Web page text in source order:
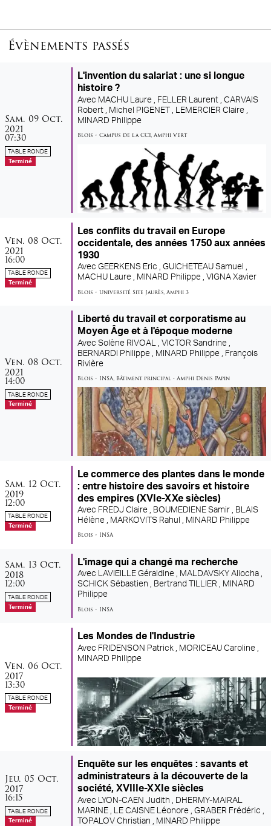
Évènements passés
samedi
Sam. 09 octobre
Oct.
2021
07:30
TABLE RONDE
Terminé
L'invention du salariat : une si longue
histoire ?
Avec MACHU Laure , FELLER Laurent , CARVAIS
Robert ,
Michel PIGENET ,
LEMERCIER Claire ,
MINARD Philippe
Blois • Campus de la CCI, Amphi Vert
vendredi
Ven. 08 octobre
Oct.
2021
16:00
TABLE RONDE
Terminé
Les conflits du travail en Europe
occidentale, des années 1750 aux années
1930
Avec GEERKENS Eric , GUICHETEAU Samuel ,
MACHU Laure , MINARD Philippe , VIGNA Xavier
Blois • Université Site Jaurès, Amphi 3
vendredi
Ven. 08 octobre
Oct.
2021
14:00
TABLE RONDE
Terminé
Liberté du travail et corporatisme au
Moyen Âge et à l'époque moderne
Avec Solène RIVOAL , VICTOR Sandrine ,
BERNARDI Philippe ,
MINARD Philippe ,
François
Rivière
Blois • INSA, Bâtiment principal - Amphi Denis Papin
samedi
Sam. 12 octobre
Oct.
2019
12:00
TABLE RONDE
Terminé
Le commerce des plantes dans le monde
: entre histoire des savoirs et histoire
des empires (XVIe-XXe siècles)
Avec FREDJ Claire , BOUMEDIENE Samir , BLAIS
Hélène , MARKOVITS Rahul , MINARD Philippe
Blois • INSA
samedi
Sam. 13 octobre
Oct.
2018
12:00
TABLE RONDE
Terminé
L'image qui a changé ma recherche
Avec LAVIEILLE Géraldine , MALDAVSKY Aliocha ,
SCHICK Sébastien , Bertrand TILLIER , MINARD
Philippe
Blois • INSA
vendredi
Ven. 06 octobre
Oct.
2017
13:30
TABLE RONDE
Terminé
Les Mondes de l'Industrie
Avec FRIDENSON Patrick ,
MORICEAU Caroline ,
MINARD Philippe
jeudi
Jeu. 05 octobre
Oct.
2017
16:15
TABLE RONDE
Terminé
Enquête sur les enquêtes : savants et
administrateurs à la découverte de la
société, XVIIIe-XXIe siècles
Avec LYON-CAEN Judith ,
DHERMY-MAIRAL
MARINE ,
LE CAISNE Léonore , GRABER Frédéric ,
TOPALOV Christian ,
MINARD Philippe